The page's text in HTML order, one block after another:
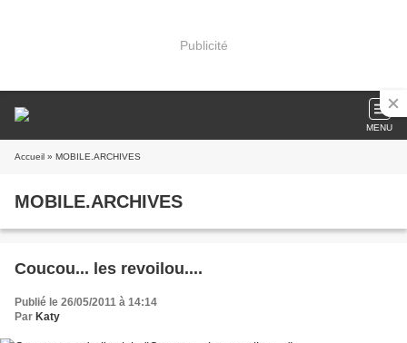
Publicité
MENU
Accueil » MOBILE.ARCHIVES
MOBILE.ARCHIVES
Coucou... les revoilou....
Publié le 26/05/2011 à 14:14
Par Katy